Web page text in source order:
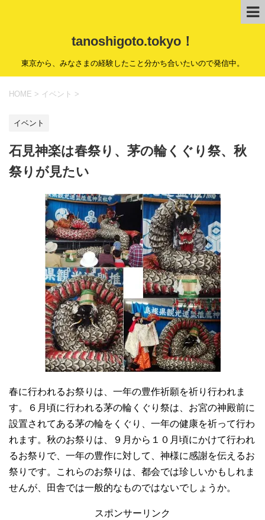
tanoshigoto.tokyo！
東京から、みなさまの経験したこと分かち合いたいので発信中。
HOME > イベント >
イベント
石見神楽は春祭り、茅の輪くぐり祭、秋
祭りが見たい
春に行われるお祭りは、一年の豊作祈願を祈り行われま
す。６月頃に行われる茅の輪くぐり祭は、お宮の神殿前に
設置されてある茅の輪をくぐり、一年の健康を祈って行わ
れます。秋のお祭りは、９月から１０月頃にかけて行われ
るお祭りで、一年の豊作に対して、神様に感謝を伝えるお
祭りです。これらのお祭りは、都会では珍しいかもしれま
せんが、田舎では一般的なものではないでしょうか。
スポンサーリンク